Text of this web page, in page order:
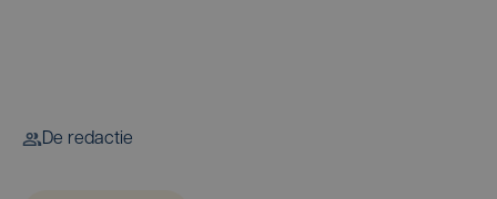
De redactie